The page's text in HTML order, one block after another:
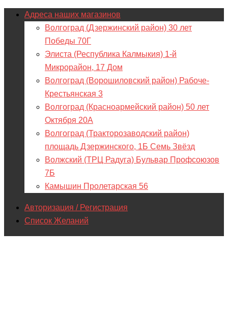
Адреса наших магазинов
Волгоград (Дзержинский район) 30 лет
Победы 70Г
Элиста (Республика Калмыкия) 1-й
Микрорайон, 17 Дом
Волгоград (Ворошиловский район) Рабоче-
Крестьянская 3
Волгоград (Красноармейский район) 50 лет
Октября 20А
Волгоград (Тракторозаводский район)
площадь Дзержинского, 1Б Семь Звёзд
Волжский (ТРЦ Радуга) Бульвар Профсоюзов
7Б
Камышин Пролетарская 56
Авторизация / Регистрация
Список Желаний